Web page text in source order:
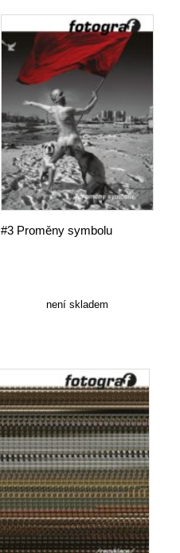
#3 Proměny symbolu
není skladem